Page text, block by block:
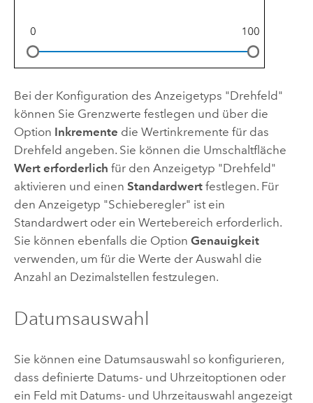
Bei der Konfiguration des Anzeigetyps "Drehfeld"
können Sie Grenzwerte festlegen und über die
Option Inkremente die Wertinkremente für das
Drehfeld angeben. Sie können die Umschaltfläche
Wert erforderlich für den Anzeigetyp "Drehfeld"
aktivieren und einen Standardwertfestlegen. Für
den Anzeigetyp "Schieberegler" ist ein
Standardwert oder ein Wertebereich erforderlich.
Sie können ebenfalls die Option Genauigkeit
verwenden, um für die Werte der Auswahl die
Anzahl an Dezimalstellen festzulegen.
Datumsauswahl
Sie können eine Datumsauswahl so konfigurieren,
dass definierte Datums- und Uhrzeitoptionen oder
ein Feld mit Datums- und Uhrzeitauswahl angezeigt